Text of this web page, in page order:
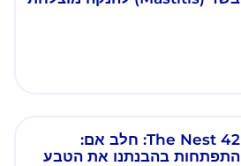
The Nest 42: חלב אם:
התפתחות בהבנתנו את הטבע